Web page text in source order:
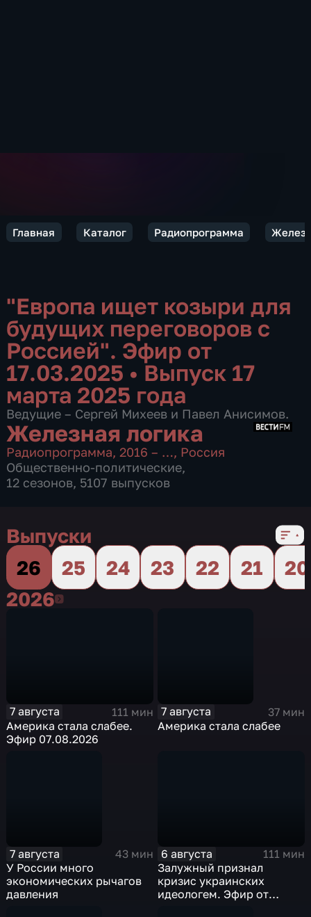
Главная Каталог Радиопрограмма
"Европа ищет козыри для
будущих переговоров с
Россией". Эфир от
17.03.2025 • Выпуск 17
марта 2025 года
Ведущие – Сергей Михеев и Павел Анисимов.
Железная логика
Радиопрограмма, 2016 – …, Россия
Общественно-политические,
12 сезонов, 5107 выпусков
Выпуски
26
25 24 23 22 21
20
20262026
7 августа
111 мин
Америка стала слабее.
Эфир 07.08.2026
7 августа
37 мин
Америка стала слабее
7 августа
43 мин
У России много
экономических рычагов
давления
6 августа
111 мин
Залужный признал
кризис украинских
идеологем. Эфир от